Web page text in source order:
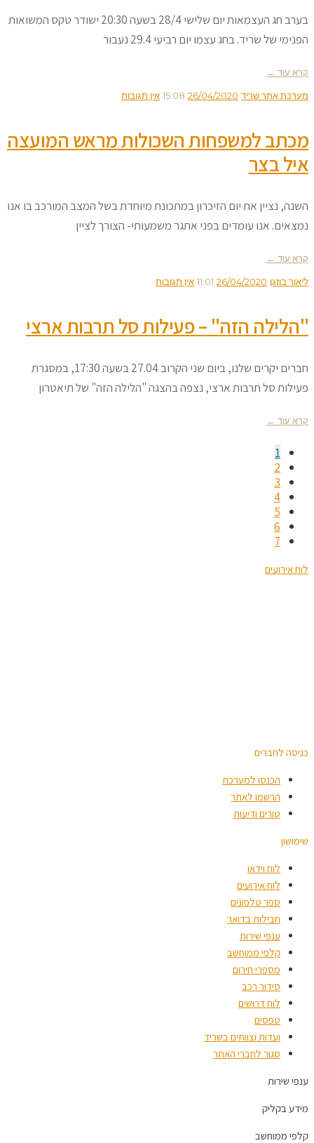
בערב חג העצמאות יום שלישי 28/4 בשעה 20:30 ישודר טקס המשואות
הפנימי של שריד. בחג עצמו יום רביעי 29.4 נעבור
קרא עוד ←
מערכת אתר שריד 26/04/2020
15:08 אין תגובות
מכתב למשפחות השכולות מראש המועצה
איל בצר
השנה, נציין את יום הזיכרון במתכונת מיוחדת בשל המצב המורכב בו אנו
נמצאים. אנו עומדים בפני אתגר משמעותי- הצורך לציין
קרא עוד ←
ליאור בוזגן 26/04/2020
11:01 אין תגובות
"הלילה הזה" – פעילות סל תרבות ארצי
חברים יקרים שלנו, ביום שני הקרוב 27.04 בשעה 17:30, במסגרת
פעילות סל תרבות ארצי, נצפה בהצגה "הלילה הזה" של תיאטרון
קרא עוד ←
1
2
3
4
5
6
7
לוח אירועים
כניסה לחברים
הכנסו למערכת
הרשמו לאתר
טורים ודיעות
שימושון
לוח וידאו
לוח אירועים
ספר טלפונים
חבילות בדואר
ענפי שירות
קלפי ממוחשב
מספרי חירום
סידור רכב
לוח דרושים
טפסים
ועדות וצוותים בשריד
סגור לחברי האתר
ענפי שירות
מידע בקליק
קלפי ממוחשב